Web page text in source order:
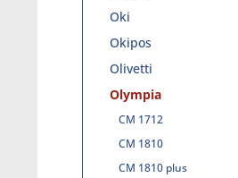
Oki
Okipos
Olivetti
Olympia
CM 1712
CM 1810
CM 1810 plus